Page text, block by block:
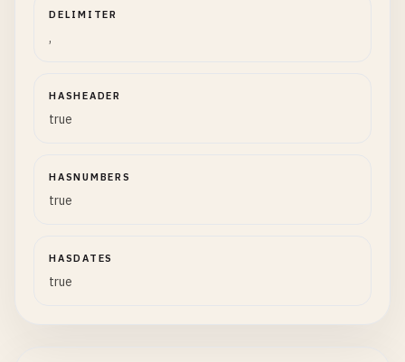
DELIMITER
,
HASHEADER
true
HASNUMBERS
true
HASDATES
true